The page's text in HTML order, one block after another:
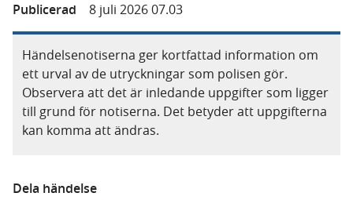
Publicerad
8 juli 2026 07.03
Händelsenotiserna ger kortfattad information om
ett urval av de utryckningar som polisen gör.
Observera att det är inledande uppgifter som ligger
till grund för notiserna. Det betyder att uppgifterna
kan komma att ändras.
Dela händelse